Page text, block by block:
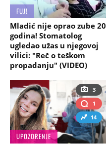
FUJ!
Mladić nije oprao zube 20
godina! Stomatolog
ugledao užas u njegovoj
vilici: "Reč o teškom
propadanju" (VIDEO)
3
1
14
UPOZORENJE